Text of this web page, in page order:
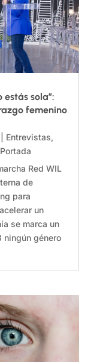
estás sola”:
femenino
Entrevistas,
Portada
Red WIL
de
para
un
se marca un
ningún género